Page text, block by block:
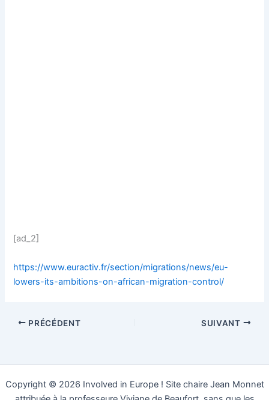
[ad_2]
https://www.euractiv.fr/section/migrations/news/eu-
lowers-its-ambitions-on-african-migration-control/
PRÉCÉDENT SUIVANT
Copyright © 2026 Involved in Europe ! Site chaire Jean Monnet